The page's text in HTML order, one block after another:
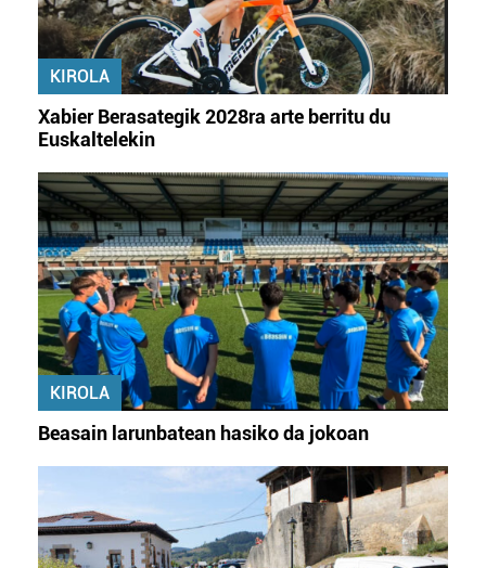
KIROLA
Xabier Berasategik 2028ra arte berritu du
Euskaltelekin
KIROLA
Beasain larunbatean hasiko da jokoan